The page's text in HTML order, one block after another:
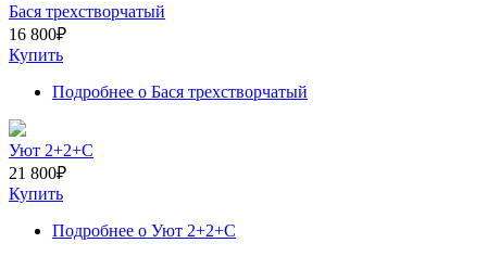
Бася трехстворчатый
16 800₽
Купить
Подробнее о Бася трехстворчатый
Уют 2+2+С
21 800₽
Купить
Подробнее о Уют 2+2+С